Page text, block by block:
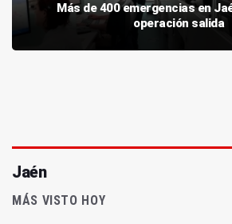
Más de 400 emergencias en
operación salida
Jaén
MÁS VISTO HOY